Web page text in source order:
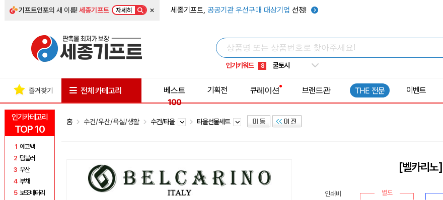
기프트인포의 새 이름!세종기프트 자세히 × 세종기프트, 공공기관 우선구매 대상기업 선정!
인기키워드
5 키캡
8 쿨토시
9 넥쿨러
1 선풍기
인기카테고리
TOP 10
1 에코백
2 텀블러
3 우산
4 부채
5 보조배터리
즐겨찾기 전체 카테고리
베스트
100
기획전 큐레이션 브랜드관 THE 전문 이벤트
홈 수건/우산/욕실/생활 수건/타올 타올선물세트
[벨카리
인쇄비 별도